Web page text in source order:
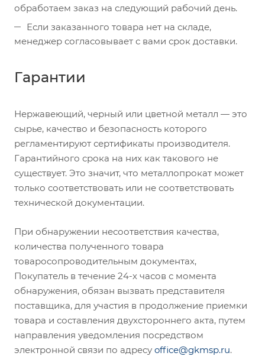
обработаем заказ на следующий рабочий день.
Если заказанного товара нет на складе,
менеджер согласовывает с вами срок доставки.
Гарантии
Нержавеющий, черный или цветной металл — это
сырье, качество и безопасность которого
регламентируют сертификаты производителя.
Гарантийного срока на них как такового не
существует. Это значит, что металлопрокат может
только соответствовать или не соответствовать
технической документации.
При обнаружении несоответствия качества,
количества полученного товара
товаросопроводительным документах,
Покупатель в течение 24-х часов с момента
обнаружения, обязан вызвать представителя
поставщика, для участия в продолжение приемки
товара и составления двухстороннего акта, путем
направления уведомления посредством
электронной связи по адресу office@gkmsp.ru.